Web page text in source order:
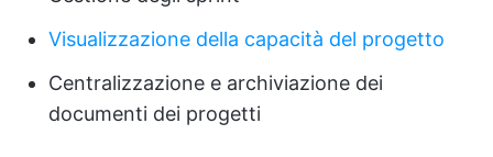
Visualizzazione della capacità del progetto
Centralizzazione e archiviazione dei
documenti dei progetti